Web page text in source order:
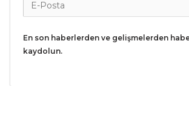
En son haberlerden ve gelişmelerden
kaydolun.